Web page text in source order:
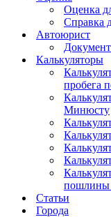
Оценка
Справка
Автоюрист
Калькуляторы
пробега
Минюсту
пошлины
Статьи
Города